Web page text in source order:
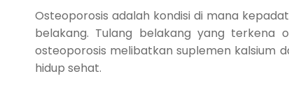
Osteoporosis adalah kondisi di mana
belakang. Tulang belakang yang terkena
osteoporosis melibatkan suplemen kalsium
hidup sehat.